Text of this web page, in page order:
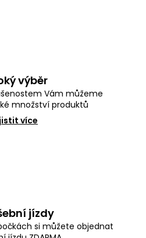
p
v
k
y
výběr
Vám můžeme
množství produktů
více
jízdy
si můžete objednat